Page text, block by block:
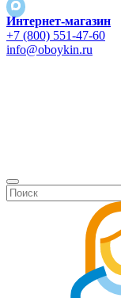
Интернет-магазин
+7 (800) 551-47-60
info@oboykin.ru